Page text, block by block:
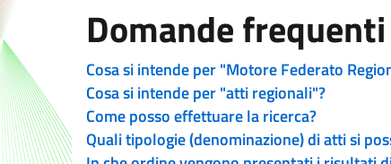
Domande frequenti
Cosa si intende per "Motore Federato
Cosa si intende per "atti regionali"?
Come posso effettuare la ricerca?
Quali tipologie (denominazione) di atti si